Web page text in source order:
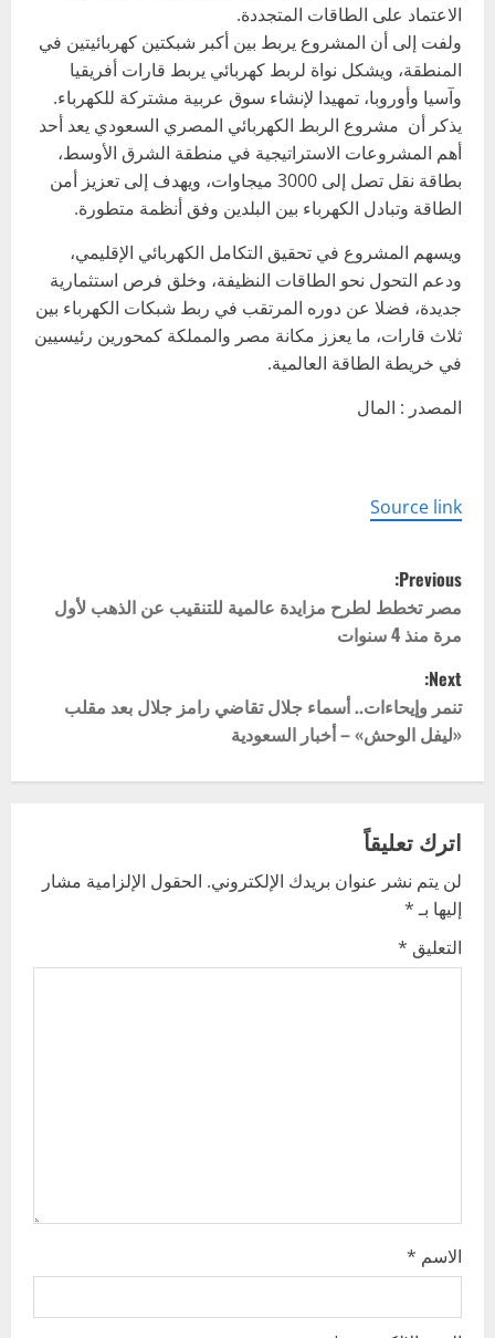
الاعتماد على الطاقات المتجددة.
ولفت إلى أن المشروع يربط بين أكبر شبكتين كهربائيتين في
المنطقة، ويشكل نواة لربط كهربائي يربط قارات أفريقيا
وآسيا وأوروبا، تمهيدا لإنشاء سوق عربية مشتركة للكهرباء.
يذكر أن مشروع الربط الكهربائي المصري السعودي يعد أحد
أهم المشروعات الاستراتيجية في منطقة الشرق الأوسط،
بطاقة نقل تصل إلى 3000 ميجاوات، ويهدف إلى تعزيز أمن
الطاقة وتبادل الكهرباء بين البلدين وفق أنظمة متطورة.
ويسهم المشروع في تحقيق التكامل الكهربائي الإقليمي،
ودعم التحول نحو الطاقات النظيفة، وخلق فرص استثمارية
جديدة، فضلا عن دوره المرتقب في ربط شبكات الكهرباء بين
ثلاث قارات، ما يعزز مكانة مصر والمملكة كمحورين رئيسيين
في خريطة الطاقة العالمية.
المصدر : المال
Source link
P
o
s
t
n
v
i
g
Previous:
مصر تخطط لطرح مزايدة عالمية للتنقيب عن الذهب لأول
مرة منذ 4 سنوات
Next:
تنمر وإيحاءات.. أسماء جلال تقاضي رامز جلال بعد مقلب
«ليفل الوحش» – أخبار السعودية
اترك تعليقاً
لن يتم نشر عنوان بريدك الإلكتروني. الحقول الإلزامية مشار
إليها بـ*
التعليق *
الاسم *